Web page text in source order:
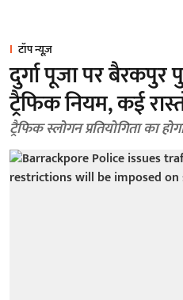
टॉप न्यूज़
दुर्गा पूजा पर बैरकपुर
ट्रैफिक नियम, कई
ट्रैफिक स्लोगन प्रतियोगिता का